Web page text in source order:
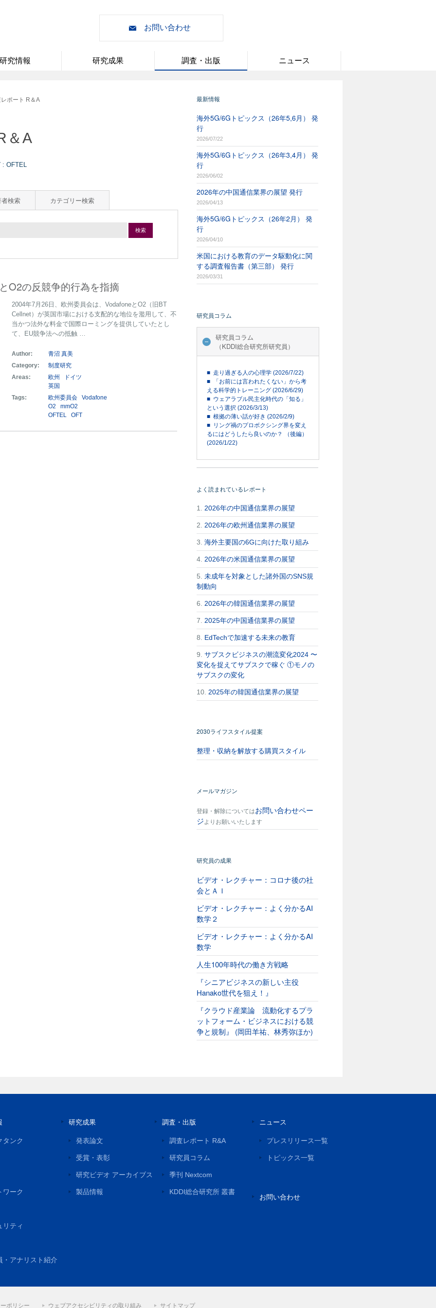
お問い合わせ
研究情報 研究成果 調査・出版 ニュース
ポート R＆A
＆A
OFTEL
検索 カテゴリー検索
検索
O2の反競争的行為を指摘
2004年7月26日、欧州委員会は、VodafoneとO2（旧BT
Cellnet）が英国市場における支配的な地位を濫用して、不
当かつ法外な料金で国際ローミングを提供していたとし
て、EU競争法への抵触 …
Author:
青沼 真美
Category:
制度研究
Areas:
欧州
ドイツ
英国
Tags:
欧州委員会
Vodafone
O2
mmO2
OFTEL
OFT
最新情報
海外5G/6Gトピックス（26年5,6月） 発
行
2026/07/22
海外5G/6Gトピックス（26年3,4月） 発
行
2026/06/02
2026年の中国通信業界の展望 発行
2026/04/13
海外5G/6Gトピックス（26年2月） 発
行
2026/04/10
米国における教育のデータ駆動化に関
する調査報告書（第三部） 発行
2026/03/31
研究員コラム
研究員コラム
（KDDI総合研究所研究員）
■ 走り過ぎる人の心理学 (2026/7/22)
■ 「お前には言われたくない」から考
える科学的トレーニング (2026/6/29)
■ ウェアラブル民主化時代の「知る」
という選択 (2026/3/13)
■ 根拠の薄い話が好き (2026/2/9)
■ リング禍のプロボクシング界を変え
るにはどうしたら良いのか？ （後編）
(2026/1/22)
よく読まれているレポート
1. 2026年の中国通信業界の展望
2. 2026年の欧州通信業界の展望
3. 海外主要国の6Gに向けた取り組み
4. 2026年の米国通信業界の展望
5. 未成年を対象とした諸外国のSNS規
制動向
6. 2026年の韓国通信業界の展望
7. 2025年の中国通信業界の展望
8. EdTechで加速する未来の教育
9. サブスクビジネスの潮流変化2024 〜
変化を捉えてサブスクで稼ぐ ①モノの
サブスクの変化
10. 2025年の韓国通信業界の展望
2030ライフスタイル提案
整理・収納を解放する購買スタイル
メールマガジン
登録・解除についてはお問い合わせペー
ジよりお願いいたします
研究員の成果
ビデオ・レクチャー：コロナ後の社
会とＡＩ
ビデオ・レクチャー：よく分かるAI
数学２
ビデオ・レクチャー：よく分かるAI
数学
人生100年時代の働き方戦略
『シニアビジネスの新しい主役
Hanako世代を狙え！』
『クラウド産業論 流動化するプラ
ットフォーム・ビジネスにおける競
争と規制』 (岡田羊祐、林秀弥ほか)
タンク
ワーク
リティ
・アナリスト紹介
研究成果
発表論文
受賞・表彰
研究ビデオ アーカイブス
製品情報
調査・出版
調査レポート R&A
研究員コラム
季刊 Nextcom
KDDI総合研究所 叢書
ニュース
プレスリリース一覧
トピックス一覧
お問い合わせ
ポリシー ウェブアクセシビリティの取り組み サイトマップ